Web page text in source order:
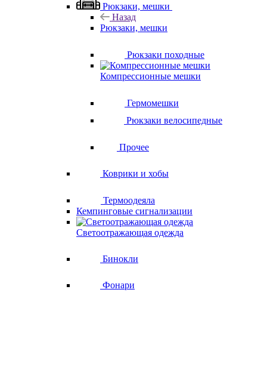
Рюкзаки, мешки
Назад
Рюкзаки, мешки
Рюкзаки походные
Компрессионные мешки
Гермомешки
Рюкзаки велосипедные
Прочее
Коврики и хобы
Термоодеяла
Кемпинговые сигнализации
Светоотражающая одежда
Бинокли
Фонари